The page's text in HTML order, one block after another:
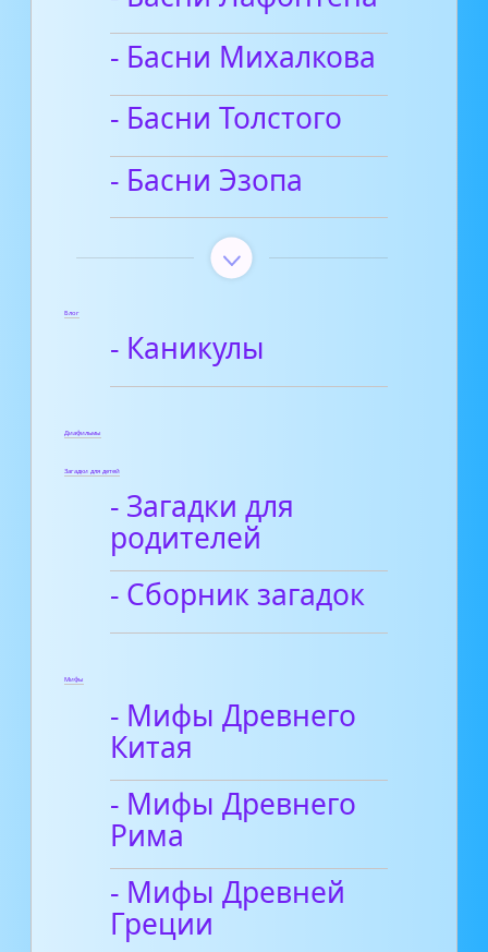
- Басни Михалкова
- Басни Толстого
- Басни Эзопа
Блог
- Каникулы
Диафильмы
Загадки для детей
- Загадки для
родителей
- Сборник загадок
Мифы
- Мифы Древнего
Китая
- Мифы Древнего
Рима
- Мифы Древней
Греции